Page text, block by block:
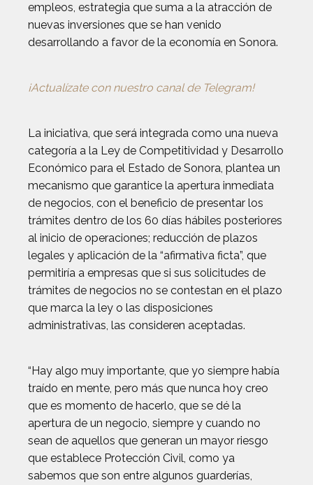
empleos, estrategia que suma a la atracción de
nuevas inversiones que se han venido
desarrollando a favor de la economía en Sonora.
¡Actualízate con nuestro canal de Telegram!
La iniciativa, que será integrada como una nueva
categoría a la Ley de Competitividad y Desarrollo
Económico para el Estado de Sonora, plantea un
mecanismo que garantice la apertura inmediata
de negocios, con el beneficio de presentar los
trámites dentro de los 60 días hábiles posteriores
al inicio de operaciones; reducción de plazos
legales y aplicación de la “afirmativa ficta”, que
permitiría a empresas que si sus solicitudes de
trámites de negocios no se contestan en el plazo
que marca la ley o las disposiciones
administrativas, las consideren aceptadas.
“Hay algo muy importante, que yo siempre había
traído en mente, pero más que nunca hoy creo
que es momento de hacerlo, que se dé la
apertura de un negocio, siempre y cuando no
sean de aquellos que generan un mayor riesgo
que establece Protección Civil, como ya
sabemos que son entre algunos guarderías,